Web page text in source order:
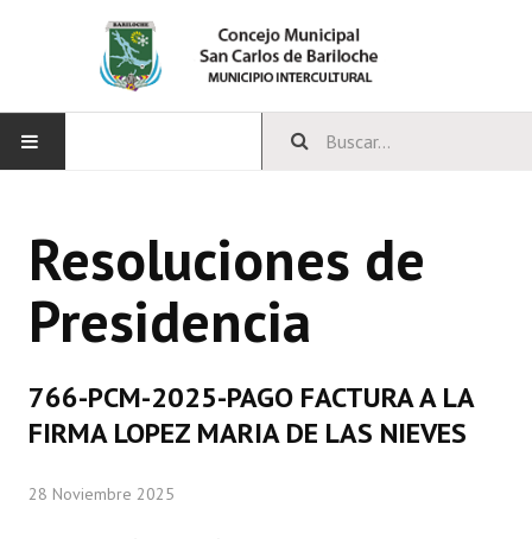
CONCEJO
Bloques Políticos
Comisiones Permanentes
Resoluciones de
Presidencia
766-PCM-2025-PAGO FACTURA A LA
FIRMA LOPEZ MARIA DE LAS NIEVES
28 Noviembre 2025